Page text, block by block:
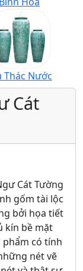
Thác Nước
Cát
Cát Tường
gốm tài lộc
bởi họa tiết
kín bề mặt
phẩm có tính
nét vẽ